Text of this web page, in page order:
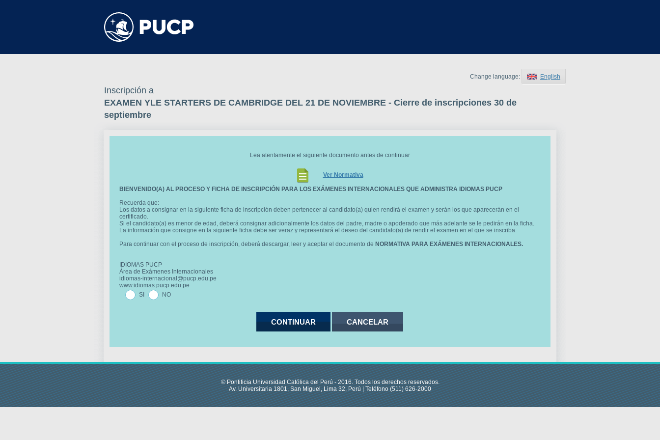
Change language: English
Inscripción a
EXAMEN YLE STARTERS DE CAMBRIDGE DEL 21 DE NOVIEMBRE - Cierre de inscripciones 30 de
septiembre
Lea atentamente el siguiente documento antes de continuar
Ver Normativa
BIENVENIDO(A) AL PROCESO Y FICHA DE INSCRIPCIÓN PARA LOS EXÁMENES INTERNACIONALES QUE ADMINISTRA IDIOMAS PUCP
Recuerda que:
Los datos a consignar en la siguiente ficha de inscripción deben pertenecer al candidato(a) quien rendirá el examen y serán los que aparecerán en el
certificado.
Si el candidato(a) es menor de edad, deberá consignar adicionalmente los datos del padre, madre o apoderado que más adelante se le pedirán en la ficha.
La información que consigne en la siguiente ficha debe ser veraz y representará el deseo del candidato(a) de rendir el examen en el que se inscriba.
Para continuar con el proceso de inscripción, deberá descargar, leer y aceptar el documento de NORMATIVA PARA EXÁMENES INTERNACIONALES.
IDIOMAS PUCP
Área de Exámenes Internacionales
idiomas-internacional@pucp.edu.pe
www.idiomas.pucp.edu.pe
SI
NO
© Pontificia Universidad Católica del Perú - 2016. Todos los derechos reservados.
Av. Universitaria 1801, San Miguel, Lima 32, Perú | Teléfono (511) 626-2000